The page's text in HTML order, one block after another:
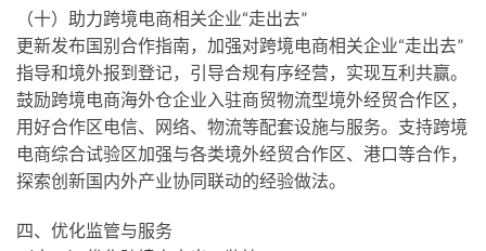
（十）助力跨境电商相关企业“走出去”
更新发布国别合作指南，加强对跨境电商相关企业“走出去”
指导和境外报到登记，引导合规有序经营，实现互利共赢。
鼓励跨境电商海外仓企业入驻商贸物流型境外经贸合作区，
用好合作区电信、网络、物流等配套设施与服务。支持跨境
电商综合试验区加强与各类境外经贸合作区、港口等合作，
探索创新国内外产业协同联动的经验做法。
四、优化监管与服务